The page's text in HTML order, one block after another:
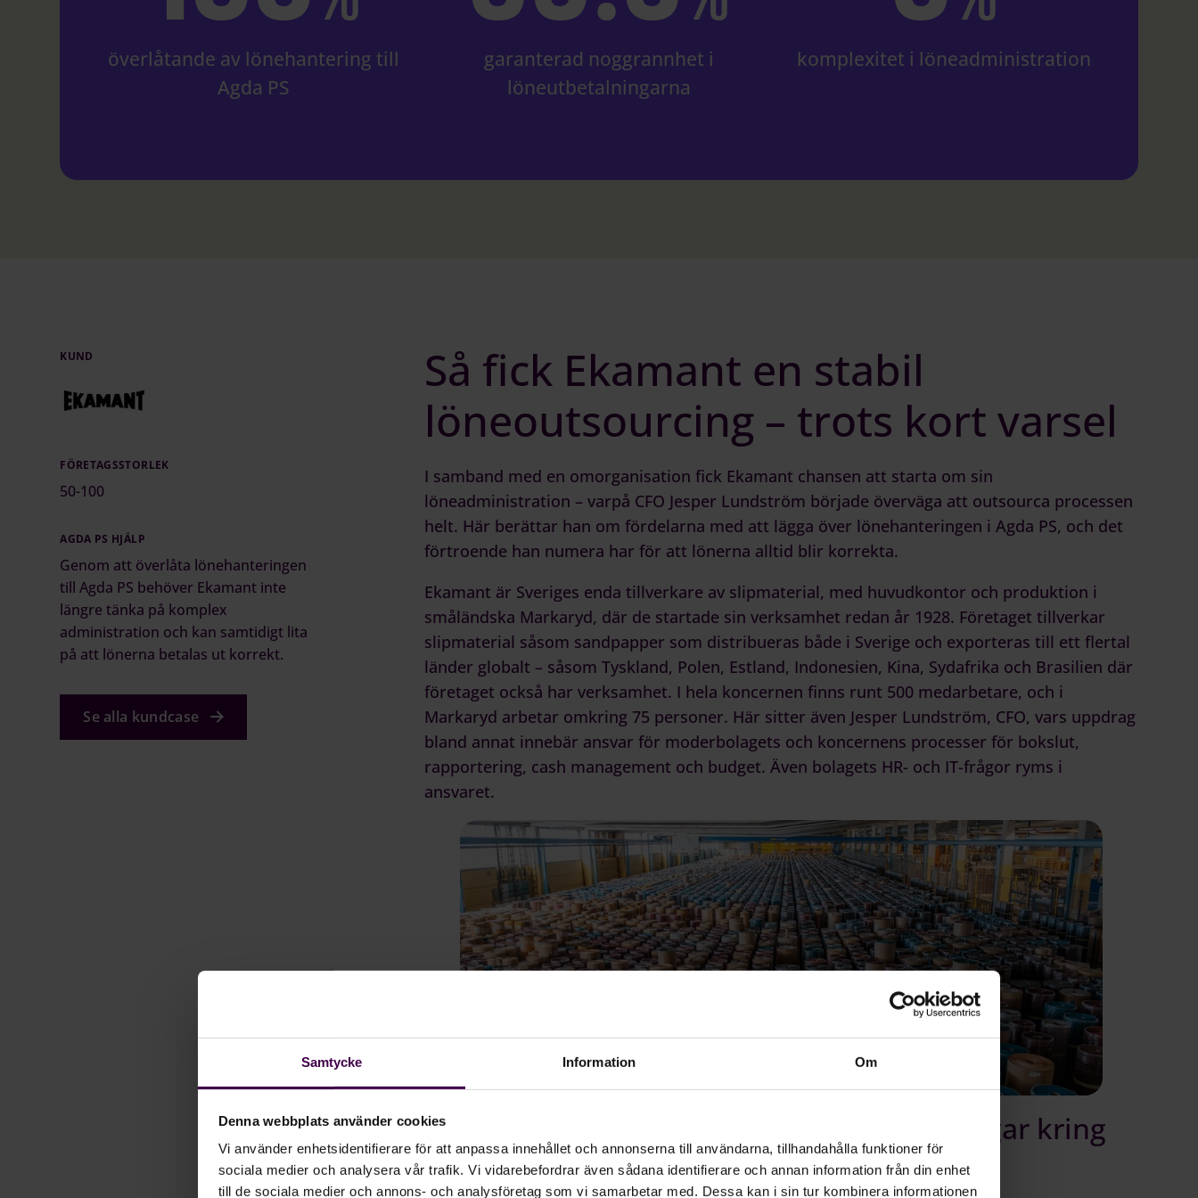
Samtycke Information Om
Denna webbplats använder cookies
Vi använder enhetsidentifierare för att anpassa innehållet och annonserna till användarna, tillhandahålla funktioner för
sociala medier och analysera vår trafik. Vi vidarebefordrar även sådana identifierare och annan information från din enhet
till de sociala medier och annons- och analysföretag som vi samarbetar med. Dessa kan i sin tur kombinera informationen
överlåtande av lönehantering till
Agda PS
garanterad noggrannhet i
löneutbetalningarna
komplexitet i löneadministration
KUND
FÖRETAGSSTORLEK
50-100
AGDA PS HJÄLP
Genom att överlåta lönehanteringen
till Agda PS behöver Ekamant inte
längre tänka på komplex
administration och kan samtidigt lita
på att lönerna betalas ut korrekt.
Se alla kundcase
Så fick Ekamant en stabil
löneoutsourcing – trots kort varsel
I samband med en omorganisation fick Ekamant chansen att starta om sin
löneadministration – varpå CFO Jesper Lundström började överväga att outsourca processen
helt. Här berättar han om fördelarna med att lägga över lönehanteringen i Agda PS, och det
förtroende han numera har för att lönerna alltid blir korrekta.
Ekamant är Sveriges enda tillverkare av slipmaterial, med huvudkontor och produktion i
småländska Markaryd, där de startade sin verksamhet redan år 1928. Företaget tillverkar
slipmaterial såsom sandpapper som distribueras både i Sverige och exporteras till ett flertal
länder globalt – såsom Tyskland, Polen, Estland, Indonesien, Kina, Sydafrika och Brasilien där
företaget också har verksamhet. I hela koncernen finns runt 500 medarbetare, och i
Markaryd arbetar omkring 75 personer. Här sitter även Jesper Lundström, CFO, vars uppdrag
bland annat innebär ansvar för moderbolagets och koncernens processer för bokslut,
rapportering, cash management och budget. Även bolagets HR- och IT-frågor ryms i
ansvaret.
Omorganisation som grund för nya lösningar kring
lön